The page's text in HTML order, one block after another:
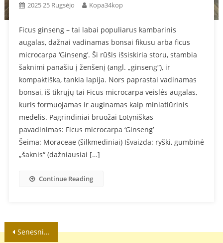
2025 25 Rugsėjo Kopa34kop
Ficus ginseng – tai labai populiarus kambarinis
augalas, dažnai vadinamas bonsai fikusu arba ficus
microcarpa ‘Ginseng’. Ši rūšis išsiskiria storu, stambia
šaknimi panašiu į ženšenį (angl. „ginseng“), ir
kompaktiška, tankia lapija. Nors paprastai vadinamas
bonsai, iš tikrųjų tai Ficus microcarpa veislės augalas,
kuris formuojamas ir auginamas kaip miniatiūrinis
medelis. Pagrindiniai bruožai Lotyniškas
pavadinimas: Ficus microcarpa ‘Ginseng’
Šeima: Moraceae (šilkmediniai) Išvaizda: ryški, gumbinė
„šaknis“ (dažniausiai […]
Continue Reading
Navigacija
Senesni įrašai